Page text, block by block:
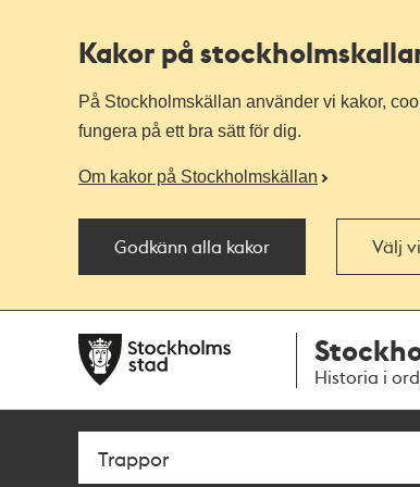
Kakor på
På Stockholmskällan använder vi kakor,
fungera på ett bra sätt för dig.
Om kakor på Stockholmskällan
Godkänn alla kakor Välj
navigationen
huvudinnehållet
Historia i
Sök